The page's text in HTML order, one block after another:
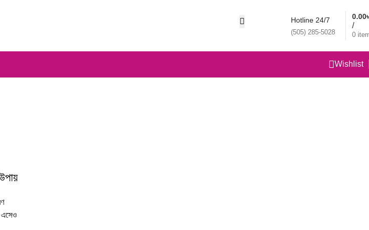
Hotline 24/7
(505) 285-5028 0
/
0.00
Wishlist
এসেও